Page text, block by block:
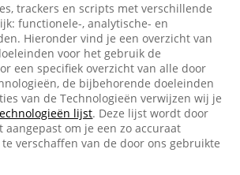
trackers en scripts met verschillende
functionele-, analytische- en
Hieronder vind je een overzicht van
voor het gebruik de
een specifiek overzicht van alle door
de bijbehorende doeleinden
van de Technologieën verwijzen wij je
lijst. Deze lijst wordt door
aangepast om je een zo accuraat
verschaffen van de door ons gebruikte